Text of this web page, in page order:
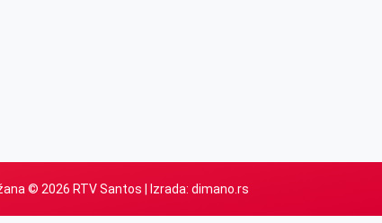
© 2026 RTV Santos | Izrada: dimano.rs